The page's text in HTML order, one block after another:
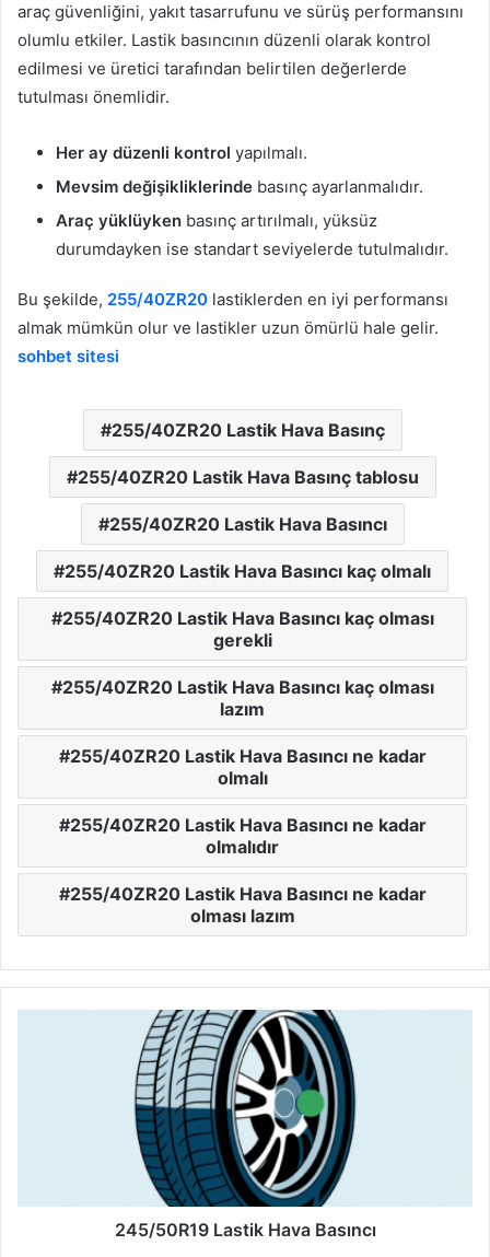
araç güvenliğini, yakıt tasarrufunu ve sürüş performansını
olumlu etkiler. Lastik basıncının düzenli olarak kontrol
edilmesi ve üretici tarafından belirtilen değerlerde
tutulması önemlidir.
Her ay düzenli kontrol yapılmalı.
Mevsim değişikliklerinde basınç ayarlanmalıdır.
Araç yüklüyken basınç artırılmalı, yüksüz
durumdayken ise standart seviyelerde tutulmalıdır.
Bu şekilde, 255/40ZR20 lastiklerden en iyi performansı
almak mümkün olur ve lastikler uzun ömürlü hale gelir.
sohbet sitesi
255/40ZR20 Lastik Hava Basınç
255/40ZR20 Lastik Hava Basınç tablosu
255/40ZR20 Lastik Hava Basıncı
255/40ZR20 Lastik Hava Basıncı kaç olmalı
255/40ZR20 Lastik Hava Basıncı kaç olması
gerekli
255/40ZR20 Lastik Hava Basıncı kaç olması
lazım
255/40ZR20 Lastik Hava Basıncı ne kadar
olmalı
255/40ZR20 Lastik Hava Basıncı ne kadar
olmalıdır
255/40ZR20 Lastik Hava Basıncı ne kadar
olması lazım
245/50R19 Lastik Hava Basıncı